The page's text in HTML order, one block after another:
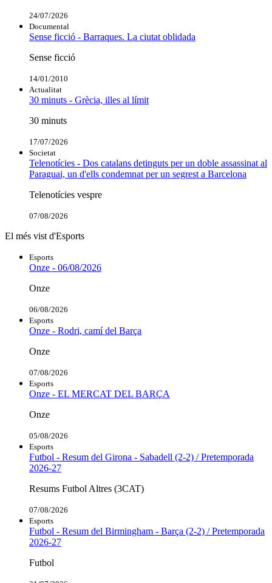
24/07/2026
Documental
Sense ficció - Barraques. La ciutat oblidada
Sense ficció
14/01/2010
Actualitat
30 minuts - Grècia, illes al límit
30 minuts
17/07/2026
Societat
Telenotícies - Dos catalans detinguts per un doble assassinat al
Paraguai, un d'ells condemnat per un segrest a Barcelona
Telenotícies vespre
07/08/2026
El més vist d'Esports
Esports
Onze - 06/08/2026
Onze
06/08/2026
Esports
Onze - Rodri, camí del Barça
Onze
07/08/2026
Esports
Onze - EL MERCAT DEL BARÇA
Onze
05/08/2026
Esports
Futbol - Resum del Girona - Sabadell (2-2) / Pretemporada
2026-27
Resums Futbol Altres (3CAT)
07/08/2026
Esports
Futbol - Resum del Birmingham - Barça (2-2) / Pretemporada
2026-27
Futbol